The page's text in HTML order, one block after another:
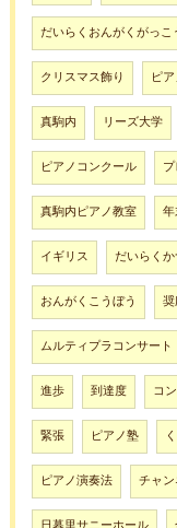
だいらくおんがくがっこ
クリスマス飾り ピ
真駒内 リーズ大学
ピアノコンクール
真駒内ピアノ教室
イギリス だいらく
おんがくこうぼう
ムルティプラコンサート
進歩 到達度 コ
緊張 ピアノ塾
ピアノ演奏法 チャ